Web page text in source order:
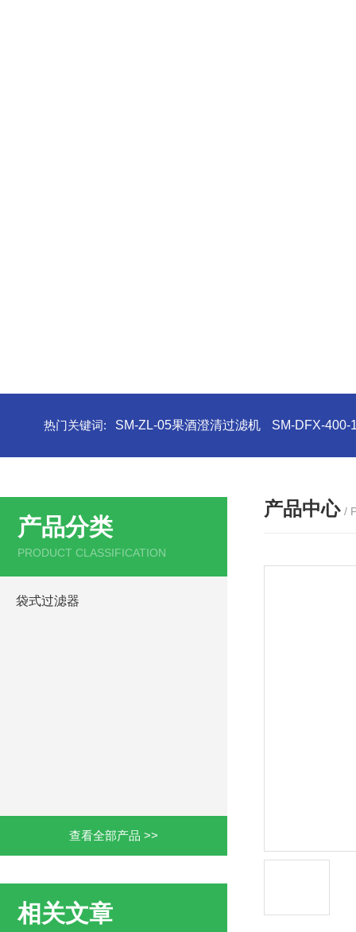
热门关键词: SM-ZL-05果酒澄清过滤机 SM-DFX-400-
产品分类
PRODUCT CLASSIFICATION
袋式过滤器
查看全部产品 >>
相关文章
产品中心 /